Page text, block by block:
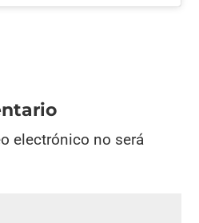
electrónico no será